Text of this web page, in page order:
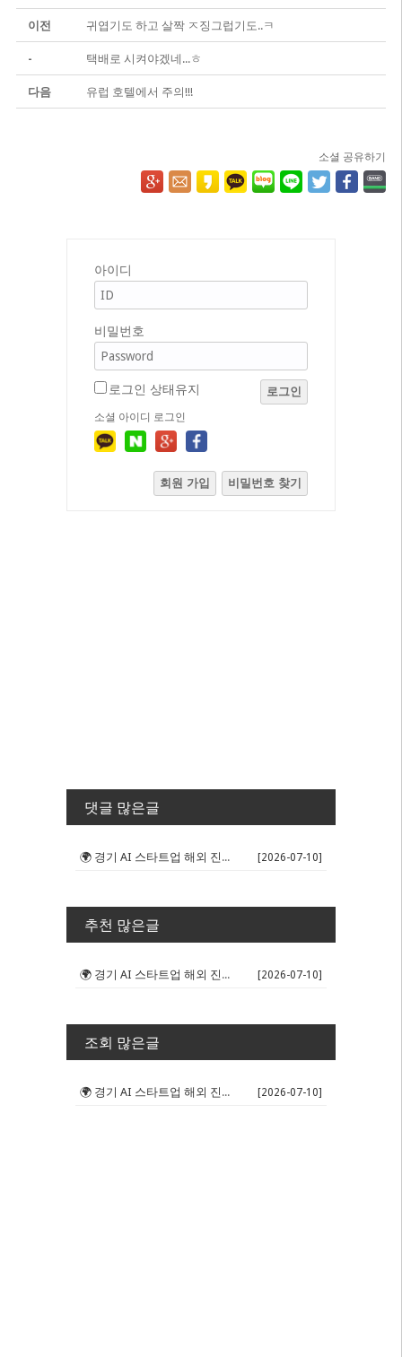
이전 귀엽기도 하고 살짝 ㅈ징그럽기도..ㅋ
- 택배로 시켜야겠네...ㅎ
다음 유럽 호텔에서 주의!!!
소셜 공유하기
아이디
비밀번호
로그인 상태유지 로그인
소셜 아이디 로그인
회원 가입 비밀번호 찾기
댓글 많은글
🌍 경기 AI 스타트업 해외 진출 판... [2026-07-10]
추천 많은글
🌍 경기 AI 스타트업 해외 진출 판... [2026-07-10]
조회 많은글
🌍 경기 AI 스타트업 해외 진출 판... [2026-07-10]